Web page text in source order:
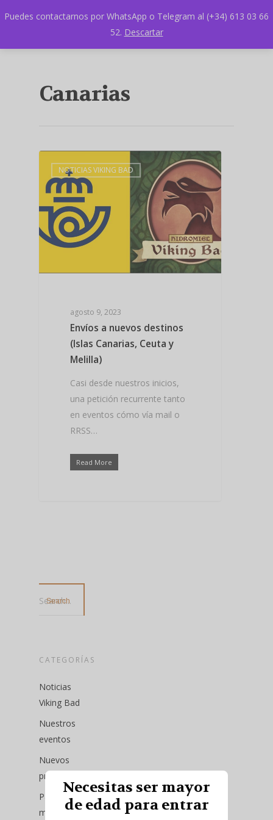
Canarias
NOTICIAS VIKING BAD
agosto 9, 2023
Envíos a nuevos destinos
(Islas Canarias, Ceuta y
Melilla)
Casi desde nuestros inicios,
una petición recurrente tanto
en eventos cómo vía mail o
RRSS…
Read More
Search...
CATEGORÍAS
Noticias
Viking Bad
Nuestros
eventos
Nuevos
productos
Pack del
mes
Necesitas ser mayor
de edad para entrar
Puedes contactarnos por WhatsApp o Telegram al (+34) 613 03 66
52. Descartar